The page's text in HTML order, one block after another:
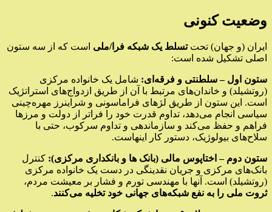
وضعیت کنونی
ایران (و جهان) تحتتسلط یک شبکه فرا/ملی است که از سه ستون
اصلی تشکیل شده است:
ستون اول – سلطنتی و فرقه‌ای: شامل یک خانواده مرکزی
(روتشیلد) و خاندان‌های مرتبط با آن از طریق ازدواج‌های استراتژیک
است. این ستون از طریق لژهای فراماسونی و شراینرز مهره‌چینی
سیاسی انجام می‌دهد، تداوم قدرت خود را فراتر از دولت و مرزها
فراهم و حفظ می‌کند و سازماندهی و تداوم سرکوب، حتی با
سلاح‌های بیولوژیک، دستور کار اینهاست.
ستون دوم – اختاپوس مالی (بانک ها و بانکداری مرکزی): کنترل
بانک‌های مرکزی و جریان نقدینگی در دست یک خانواده مرکزی
(روتشیلد) است. آنها با مهندسی تورم و فشار بر معیشت مردم،
ثروت ملی را به نفع شبکه‌های جهانی خود تخلیه می‌کنند.